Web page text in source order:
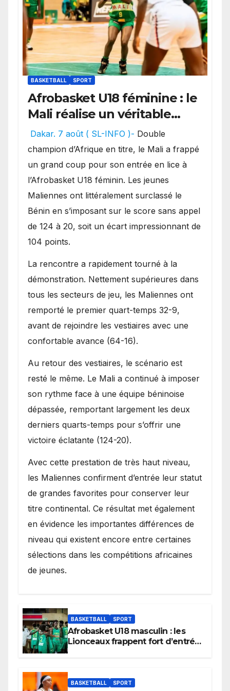
BASKETBALL SPORT
Afrobasket U18 féminine : le
Mali réalise un véritable
festival offensif et inflige
une lourde défaite au
Bénin.
Dakar. 7 août ( SL-INFO )- Double
champion d’Afrique en titre, le Mali a frappé
un grand coup pour son entrée en lice à
l’Afrobasket U18 féminin. Les jeunes
Maliennes ont littéralement surclassé le
Bénin en s’imposant sur le score sans appel
de 124 à 20, soit un écart impressionnant de
104 points.
La rencontre a rapidement tourné à la
démonstration. Nettement supérieures dans
tous les secteurs de jeu, les Maliennes ont
remporté le premier quart-temps 32-9,
avant de rejoindre les vestiaires avec une
confortable avance (64-16).
Au retour des vestiaires, le scénario est
resté le même. Le Mali a continué à imposer
son rythme face à une équipe béninoise
dépassée, remportant largement les deux
derniers quarts-temps pour s’offrir une
victoire éclatante (124-20).
Avec cette prestation de très haut niveau,
les Maliennes confirment d’entrée leur statut
de grandes favorites pour conserver leur
titre continental. Ce résultat met également
en évidence les importantes différences de
niveau qui existent encore entre certaines
sélections dans les compétitions africaines
de jeunes.
BASKETBALL SPORT
Afrobasket U18 masculin : les
Lionceaux frappent fort d’entrée
BASKETBALL SPORT